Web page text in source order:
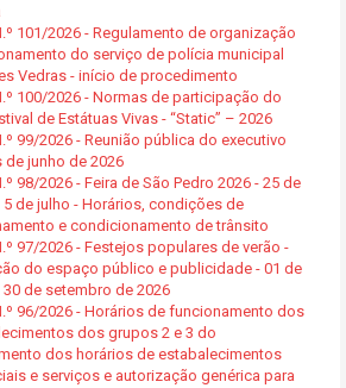
101/2026 - Regulamento de organização
do serviço de polícia municipal
Vedras - início de procedimento
100/2026 - Normas de participação do
de Estátuas Vivas - “Static” – 2026
99/2026 - Reunião pública do executivo
de junho de 2026
98/2026 - Feira de São Pedro 2026 - 25 de
5 de julho - Horários, condições de
e condicionamento de trânsito
97/2026 - Festejos populares de verão -
do espaço público e publicidade - 01 de
30 de setembro de 2026
96/2026 - Horários de funcionamento dos
dos grupos 2 e 3 do
dos horários de estabalecimentos
e serviços e autorização genérica para